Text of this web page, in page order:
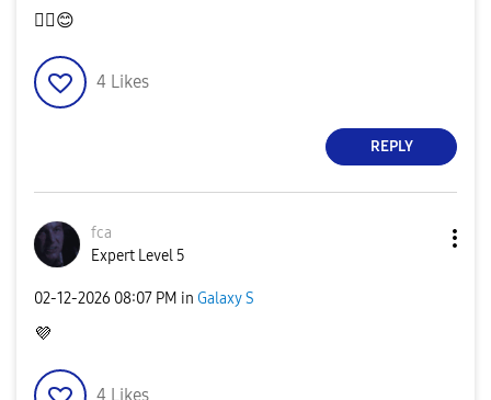
👍🏿😊
4 Likes
REPLY
fca
Expert Level 5
‎02-12-2026 08:07 PM in Galaxy S
💜
4 Likes